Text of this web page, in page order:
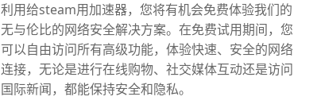
利用给steam用加速器，您将有机会免费体验我们的
无与伦比的网络安全解决方案。在免费试用期间，您
可以自由访问所有高级功能，体验快速、安全的网络
连接，无论是进行在线购物、社交媒体互动还是访问
国际新闻，都能保持安全和隐私。